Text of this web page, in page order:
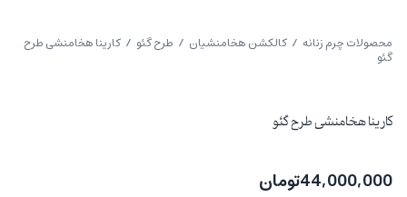
محصولات چرم زنانه / کالکشن هخامنشیان / طرح گئو / کارینا هخامنشی طرح
گئو
کارینا هخامنشی طرح گئو
44,000,000تومان